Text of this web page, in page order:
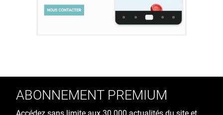
ABONNEMENT PREMIUM